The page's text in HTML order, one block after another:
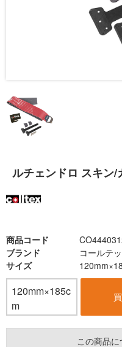
ルチェンドロ スキン
商品コード
ブランド
コールテ
サイズ
120mm×185c
m
この商品